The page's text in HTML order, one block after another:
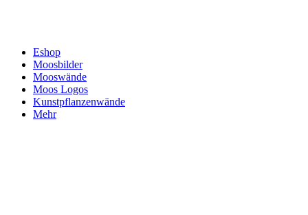
Eshop
Moosbilder
Mooswände
Moos Logos
Kunstpflanzenwände
Mehr